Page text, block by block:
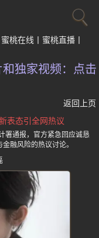
蜜桃在线
蜜桃直播
独家视频：点击
返回上页
表态引全网热议
署通报，官方紧急回应诚恳
融风险的热议讨论。